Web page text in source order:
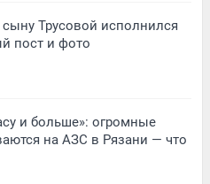
Трусовой исполнился
пост и фото
и больше»: огромные
на АЗС в Рязани — что